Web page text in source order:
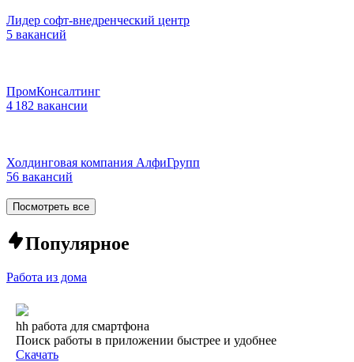
Лидер софт-внедренческий центр
5 вакансий
ПромКонсалтинг
4 182 вакансии
Холдинговая компания АлфиГрупп
56 вакансий
Посмотреть все
Популярное
Работа из дома
hh работа для смартфона
Поиск работы в приложении быстрее и удобнее
Скачать